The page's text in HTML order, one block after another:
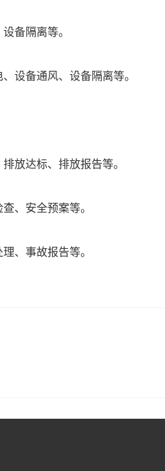
备隔离等。
设备通风、设备隔离等。
放达标、排放报告等。
、安全预案等。
、事故报告等。